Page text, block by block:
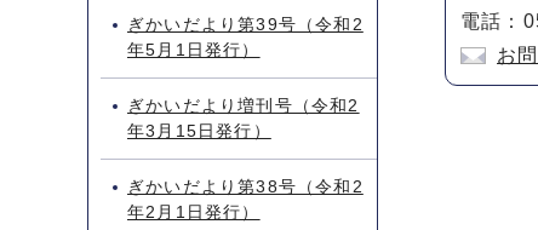
電話：
お
ぎかいだより第39号（令和2
年5月1日発行）
ぎかいだより増刊号（令和2
年3月15日発行）
ぎかいだより第38号（令和2
年2月1日発行）